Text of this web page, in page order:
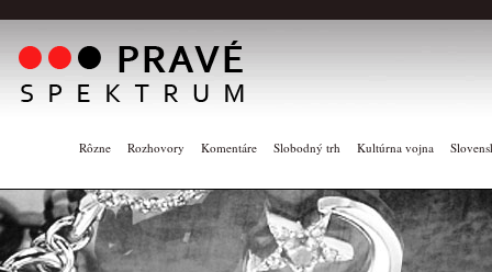
Rôzne Rozhovory Komentáre Slobodný trh Kultúrna vojna